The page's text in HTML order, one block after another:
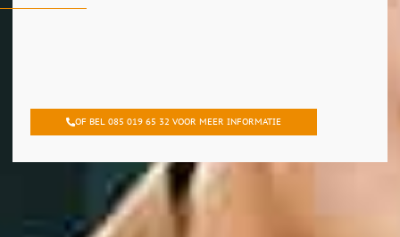
OF BEL 085 019 65 32 VOOR MEER INFORMATIE